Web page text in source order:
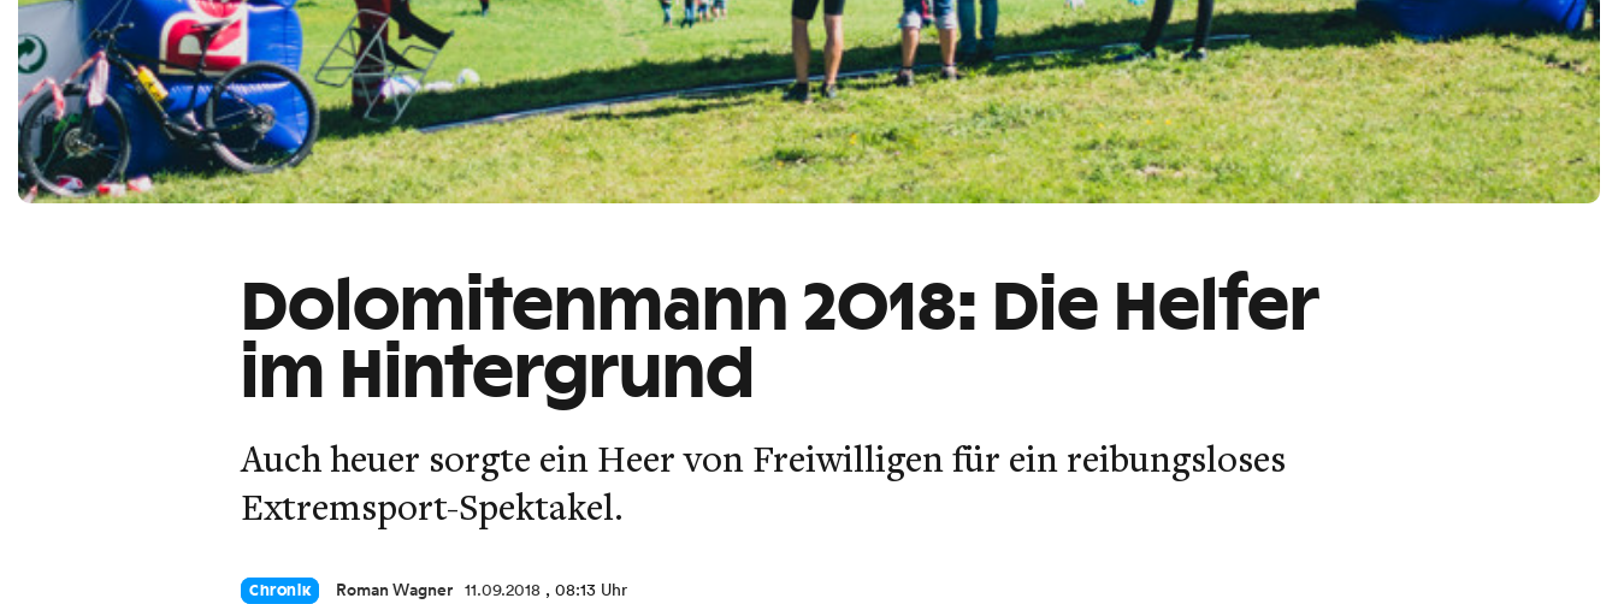
Dolomitenmann 2018: Die Helfer
im Hintergrund
Auch heuer sorgte ein Heer von Freiwilligen für ein reibungsloses
Extremsport-Spektakel.
Chronik Roman Wagner 11.09.2018 , 08:13 Uhr